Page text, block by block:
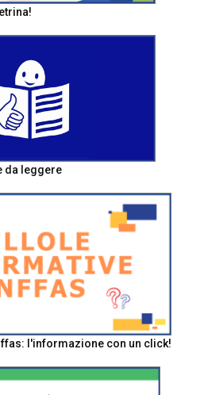
da leggere
l'informazione con un click!